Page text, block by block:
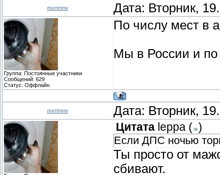
mxrtmnv Дата: Вторник,
Группа: Постоянные участники
Сообщений: 629
Статус: Оффлайн
По числу мест в
Мы в России и по
mxrtmnv Дата: Вторник,
Цитата leppa ( )
Если ДПС ночью
Ты просто от
сбивают.